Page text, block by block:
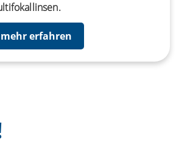
mehr erfahren